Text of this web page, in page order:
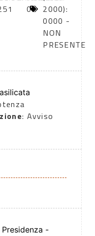
0
2000):
0000 -
NON
PRESENTE
: Avviso
-